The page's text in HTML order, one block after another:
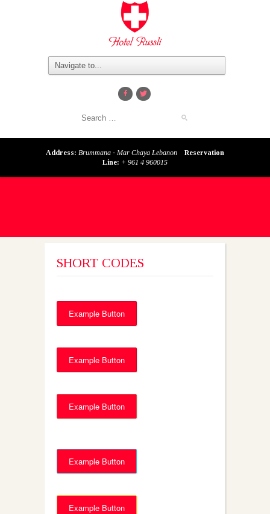
Address: Brummana - Mar Chaya Lebanon
Reservation
Line: + 961 4 960015
SHORT CODES
Example Button
Example Button
Example Button
Example Button
Example Button